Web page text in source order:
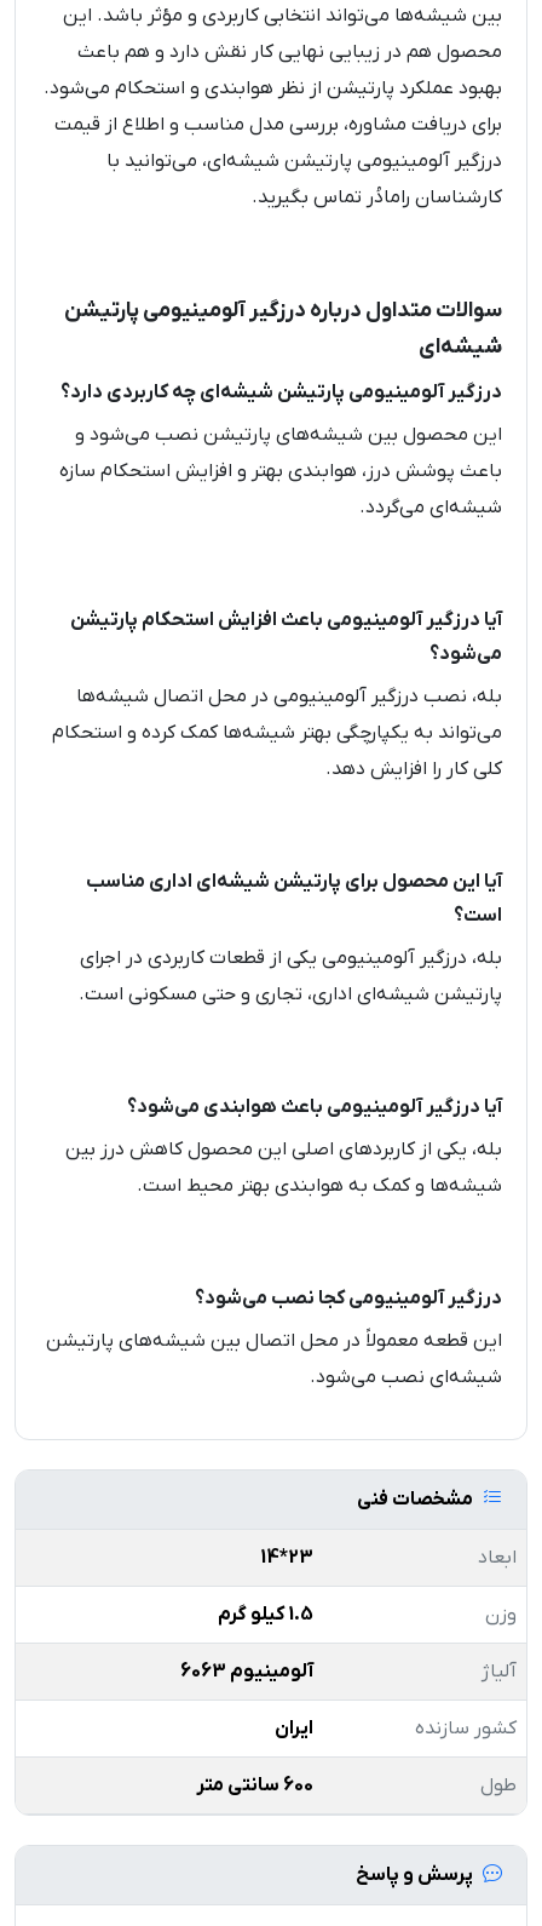
بین شیشه‌ها می‌تواند انتخابی کاربردی و مؤثر باشد. این
محصول هم در زیبایی نهایی کار نقش دارد و هم باعث
بهبود عملکرد پارتیشن از نظر هوابندی و استحکام می‌شود.
برای دریافت مشاوره، بررسی مدل مناسب و اطلاع از قیمت
درزگیر آلومینیومی پارتیشن شیشه‌ای، می‌توانید با
کارشناسان رامادُر تماس بگیرید.
سوالات متداول درباره درزگیر آلومینیومی پارتیشن
شیشه‌ای
درزگیر آلومینیومی پارتیشن شیشه‌ای چه کاربردی دارد؟
این محصول بین شیشه‌های پارتیشن نصب می‌شود و
باعث پوشش درز، هوابندی بهتر و افزایش استحکام سازه
شیشه‌ای می‌گردد.
آیا درزگیر آلومینیومی باعث افزایش استحکام پارتیشن
می‌شود؟
بله، نصب درزگیر آلومینیومی در محل اتصال شیشه‌ها
می‌تواند به یکپارچگی بهتر شیشه‌ها کمک کرده و استحکام
کلی کار را افزایش دهد.
آیا این محصول برای پارتیشن شیشه‌ای اداری مناسب
است؟
بله، درزگیر آلومینیومی یکی از قطعات کاربردی در اجرای
پارتیشن شیشه‌ای اداری، تجاری و حتی مسکونی است.
آیا درزگیر آلومینیومی باعث هوابندی می‌شود؟
بله، یکی از کاربردهای اصلی این محصول کاهش درز بین
شیشه‌ها و کمک به هوابندی بهتر محیط است.
درزگیر آلومینیومی کجا نصب می‌شود؟
این قطعه معمولاً در محل اتصال بین شیشه‌های پارتیشن
شیشه‌ای نصب می‌شود.
مشخصات فنی
ابعاد 23*14
وزن 1.5 کیلو گرم
آلیاژ آلومینیوم 6063
کشور سازنده ایران
طول 600 سانتی متر
پرسش و پاسخ